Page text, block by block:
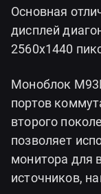
Основная
дисплей
2560х1440
Моноблок
портов
второго
позволяет
монитора для
источников,